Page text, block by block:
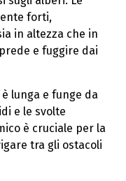
forti,
in altezza che in
e fuggire dai
lunga e funge da
e le svolte
è cruciale per la
tra gli ostacoli